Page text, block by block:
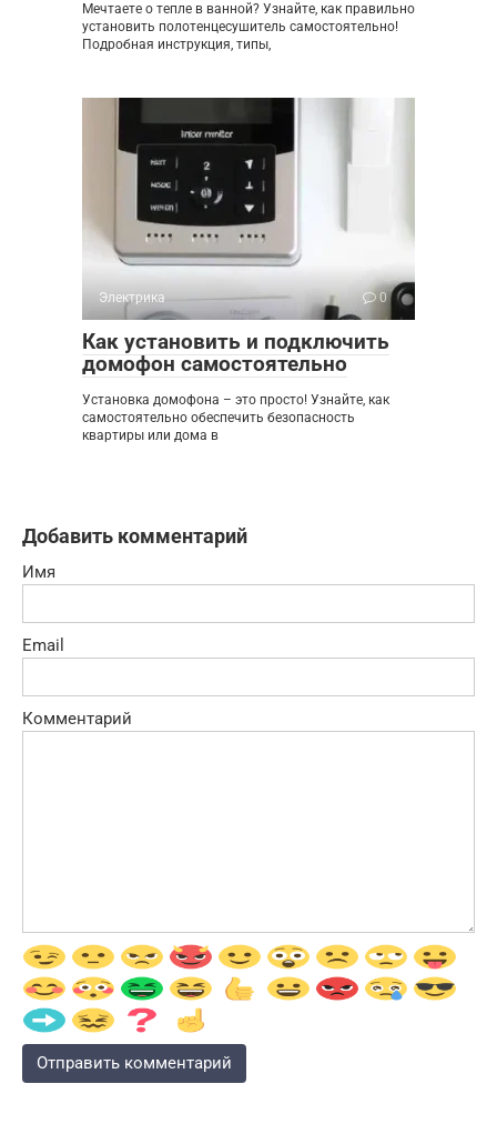
Мечтаете о тепле в ванной? Узнайте, как правильно
установить полотенцесушитель самостоятельно!
Подробная инструкция, типы,
Электрика 0
Как установить и подключить
домофон самостоятельно
Установка домофона – это просто! Узнайте, как
самостоятельно обеспечить безопасность
квартиры или дома в
Добавить комментарий
Имя
Email
Комментарий